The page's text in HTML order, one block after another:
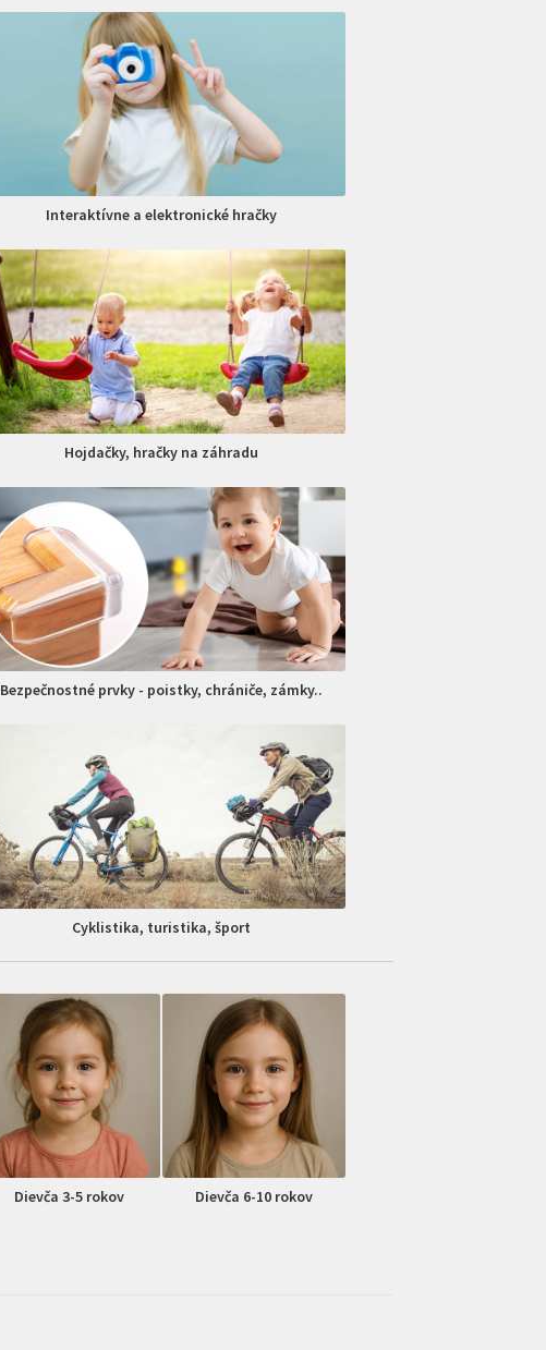
Interaktívne a elektronické hračky
Hojdačky, hračky na záhradu
Bezpečnostné prvky - poistky, chrániče, zámky..
Cyklistika, turistika, šport
Dievča 3-5 rokov Dievča 6-10 rokov